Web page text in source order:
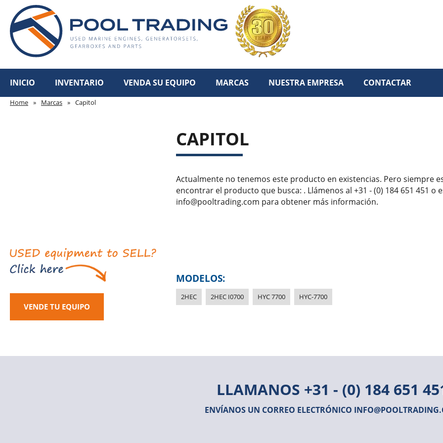
INICIO INVENTARIO VENDA SU EQUIPO MARCAS NUESTRA EMPRESA CONTACTAR
Home » Marcas » Capitol
CAPITOL
Actualmente no tenemos este producto en existencias. Pero siempre
encontrar el producto que busca: . Llámenos al +31 - (0) 184 651 451 o
info@pooltrading.com para obtener más información.
VENDE TU EQUIPO
MODELOS:
2HEC 2HEC I0700 HYC 7700 HYC-7700
LLAMANOS +31 - (0) 184 651
ENVÍANOS UN CORREO ELECTRÓNICO